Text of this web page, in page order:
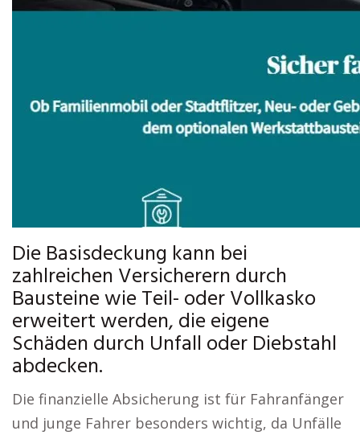
Die Basisdeckung kann bei
zahlreichen Versicherern durch
Bausteine wie Teil- oder Vollkasko
erweitert werden, die eigene
Schäden durch Unfall oder Diebstahl
abdecken.
Die finanzielle Absicherung ist für Fahranfänger
und junge Fahrer besonders wichtig, da Unfälle